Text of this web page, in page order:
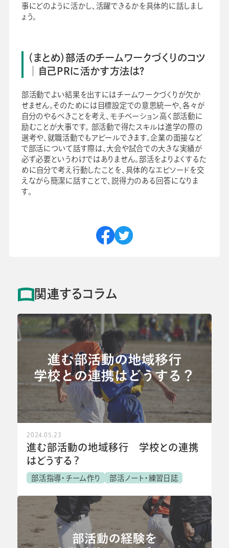
事にどのように活かし、活躍できるかを具体的に話しまし
ょう。
（まとめ）部活のチームワークづくりのコツ
│自己PRに活かす方法は？
部活動でよい結果を出すにはチームワークづくりが欠か
せません。そのためには目標設定での意思統一や、各々が
自分のやるべきことを考え、モチベーション高く部活動に
励むことが大事です。 部活動で得たスキルは進学の際の
選考や、就職活動でもアピールできます。企業の面接など
で部活について話す際は、大会や試合での大きな実績が
必ず必要というわけではありません。部活をよりよくするた
めに自分で考え行動したことを、具体的なエピソードを交
えながら簡潔に話すことで、説得力のある回答になりま
す。
関連するコラム
2024.05.23
進む部活動の地域移行 学校との連携
はどうする？
部活指導・チーム作り 部活ノート・練習日誌